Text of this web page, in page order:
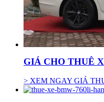
GIÁ CHO THUÊ
> XEM NGAY GIÁ